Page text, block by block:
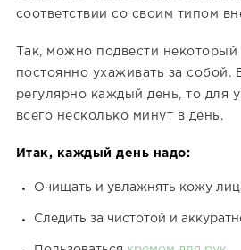
соответствии со своим типом
Так, можно подвести некоторый
постоянно ухаживать за собой.
регулярно каждый день, то для
всего несколько минут в день.
Итак, каждый день надо:
Очищать и увлажнять кожу
Следить за чистотой и